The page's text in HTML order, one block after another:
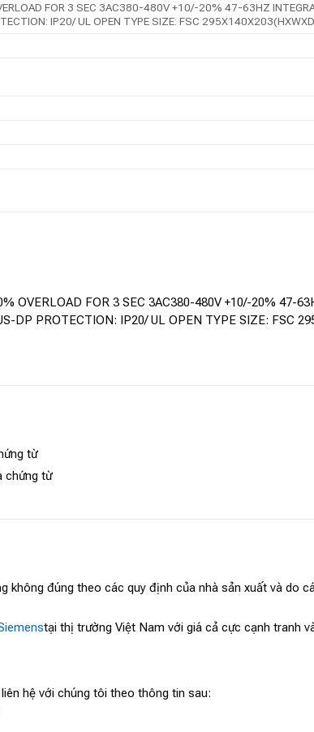
FOR 3 SEC 3AC380-480V +10/-20% 47-63HZ
IP20/ UL OPEN TYPE SIZE: FSC
OVERLOAD FOR 3 SEC 3AC380-480V +10/-20% 47-
DP PROTECTION: IP20/ UL OPEN TYPE SIZE: FSC
từ
chứng từ
đúng theo các quy định của nhà sản xuất và do
tại thị trường Việt Nam với giá cả cực cạnh tranh
hệ với chúng tôi theo thông tin sau: